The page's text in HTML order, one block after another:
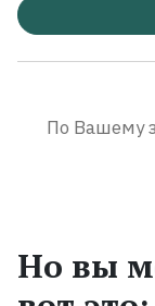
Рейтинги
По Вашему
Но вы